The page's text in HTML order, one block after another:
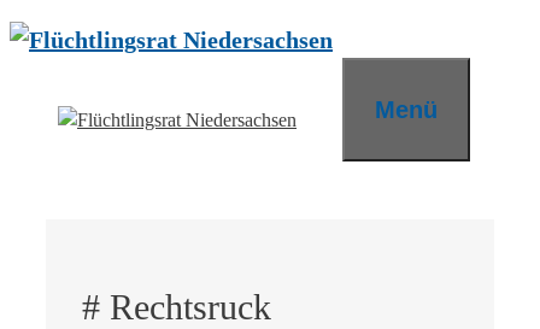
Zum
Menü
# Rechtsruck